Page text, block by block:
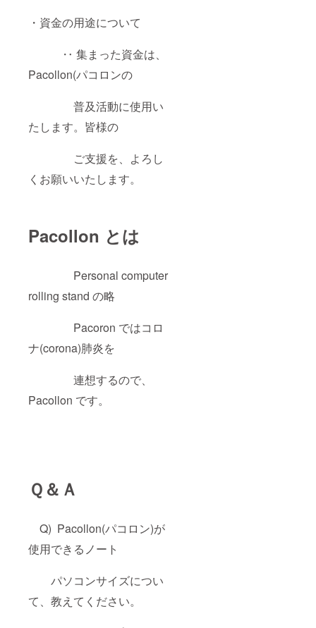
・資金の用途について
‥ 集まった資金は、
Pacollon(パコロンの
普及活動に使用い
たします。皆様の
ご支援を、よろし
くお願いいたします。
Pacollon とは
Personal computer
rolling stand の略
Pacoron ではコロ
ナ(corona)肺炎を
連想するので、
Pacollon です。
Ｑ＆Ａ
Q) Pacollon(パコロン)が
使用できるノート
パソコンサイズについ
て、教えてください。